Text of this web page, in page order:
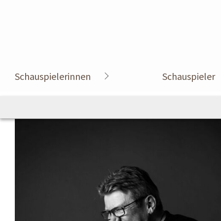
Schauspielerinnen Schauspieler